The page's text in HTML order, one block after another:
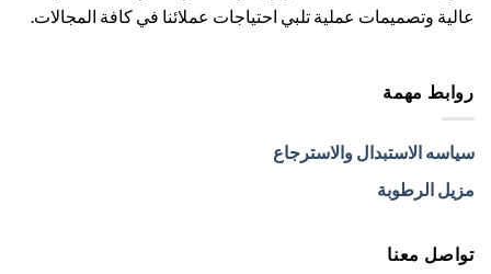
عالية وتصميمات عملية تلبي احتياجات عملائنا في كافة المجالات.
روابط مهمة
سياسه الاستبدال والاسترجاع
مزيل الرطوبة
تواصل معنا